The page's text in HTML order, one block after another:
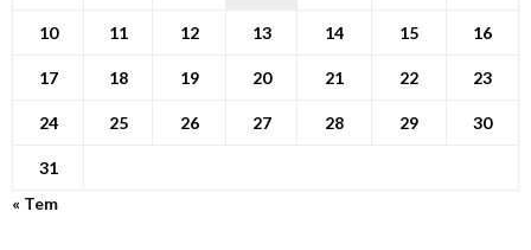
10 11 12 13 14 15 16
17 18 19 20 21 22 23
24 25 26 27 28 29 30
31
« Tem